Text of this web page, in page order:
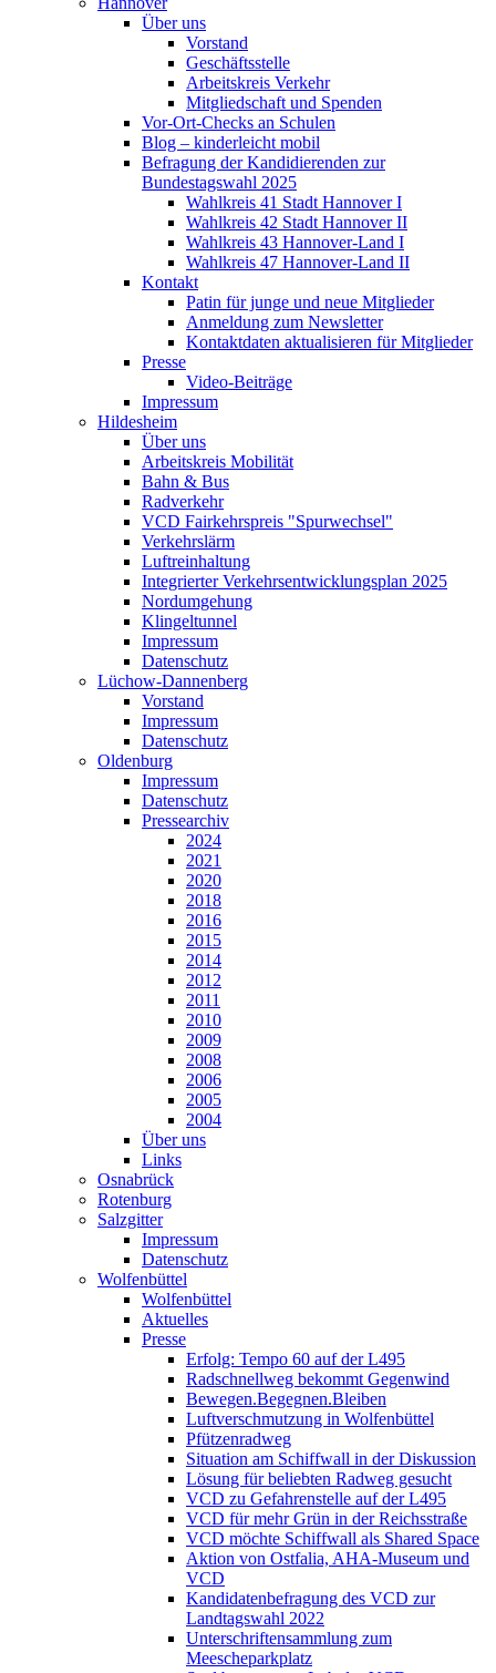
Über uns
Vorstand
Geschäftsstelle
Arbeitskreis Verkehr
Mitgliedschaft und Spenden
Vor-Ort-Checks an Schulen
Blog – kinderleicht mobil
Befragung der Kandidierenden zur
Bundestagswahl 2025
Wahlkreis 41 Stadt Hannover I
Wahlkreis 42 Stadt Hannover II
Wahlkreis 43 Hannover-Land I
Wahlkreis 47 Hannover-Land II
Kontakt
Patin für junge und neue Mitglieder
Anmeldung zum Newsletter
Kontaktdaten aktualisieren für Mitglieder
Presse
Video-Beiträge
Impressum
Hildesheim
Über uns
Arbeitskreis Mobilität
Bahn & Bus
Radverkehr
VCD Fairkehrspreis "Spurwechsel"
Verkehrslärm
Luftreinhaltung
Integrierter Verkehrsentwicklungsplan 2025
Nordumgehung
Klingeltunnel
Impressum
Datenschutz
Lüchow-Dannenberg
Vorstand
Impressum
Datenschutz
Oldenburg
Impressum
Datenschutz
Pressearchiv
2024
2021
2020
2018
2016
2015
2014
2012
2011
2010
2009
2008
2006
2005
2004
Über uns
Links
Osnabrück
Rotenburg
Salzgitter
Impressum
Datenschutz
Wolfenbüttel
Wolfenbüttel
Aktuelles
Presse
Erfolg: Tempo 60 auf der L495
Radschnellweg bekommt Gegenwind
Bewegen.Begegnen.Bleiben
Luftverschmutzung in Wolfenbüttel
Pfützenradweg
Situation am Schiffwall in der Diskussion
Lösung für beliebten Radweg gesucht
VCD zu Gefahrenstelle auf der L495
VCD für mehr Grün in der Reichsstraße
VCD möchte Schiffwall als Shared Space
Aktion von Ostfalia, AHA-Museum und
VCD
Kandidatenbefragung des VCD zur
Landtagswahl 2022
Unterschriftensammlung zum
Meescheparkplatz